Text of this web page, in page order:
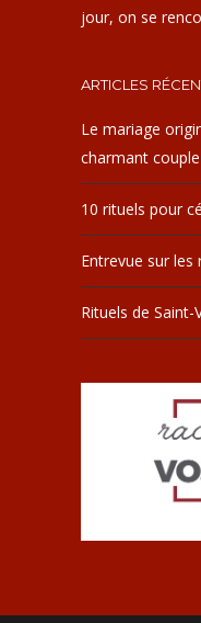
jour, on se
ARTICLES
Le mariage
charmant
10 rituels pour
Entrevue sur
Rituels de Saint-